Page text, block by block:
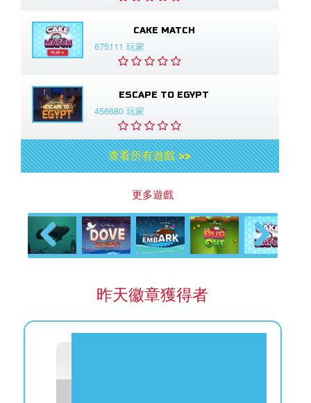
CAKE MATCH
675111 玩家
ESCAPE TO EGYPT
456680 玩家
查看所有遊戲 >>
更多遊戲
Previous Next
昨天徽章獲得者